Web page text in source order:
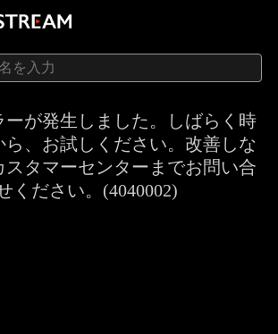
ーが発生しました。しばらく時
ら、お試しください。改善しな
スタマーセンターまでお問い合
ください。(4040002)